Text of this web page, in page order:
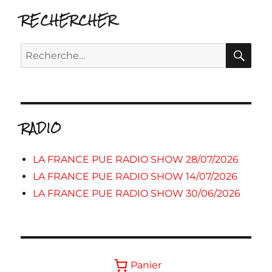
RECHERCHER
Recherche
pour :
RADIO
LA FRANCE PUE RADIO SHOW 28/07/2026
LA FRANCE PUE RADIO SHOW 14/07/2026
LA FRANCE PUE RADIO SHOW 30/06/2026
Panier